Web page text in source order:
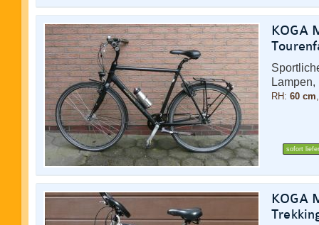
KOGA
RH: 60 cm
sofort
KOGA